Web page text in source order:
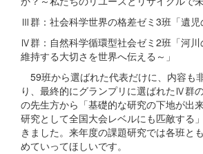
Ⅲ群：社会科学世界の格差ゼミ3班「遺児
Ⅳ群：自然科学循環型社会ゼミ2班「河
維持する大切さを世界へ伝える～」
59班から選ばれた代表だけに、内容も
り、最終的にグランプリに選ばれたⅣ群
の先生方から「基礎的な研究の下地が出
研究として全国大会レベルにも匹敵する
きました。来年度の課題研究では各班と
めていってほしいです。